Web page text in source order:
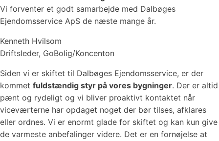
Vi forventer et godt samarbejde med Dalbøges
Ejendomsservice ApS de næste mange år.
Kenneth Hvilsom
Driftsleder, GoBolig/Koncenton
Siden vi er skiftet til Dalbøges Ejendomsservice, er der
kommet fuldstændig styr på vores bygninger. Der er altid
pænt og rydeligt og vi bliver proaktivt kontaktet når
viceværterne har opdaget noget der bør tilses, afklares
eller ordnes. Vi er enormt glade for skiftet og kan kun give
de varmeste anbefalinger videre. Det er en fornøjelse at